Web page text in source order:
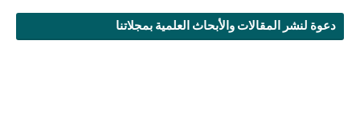
دعوة لنشر المقالات والأبحاث العلمية بمجلاتنا